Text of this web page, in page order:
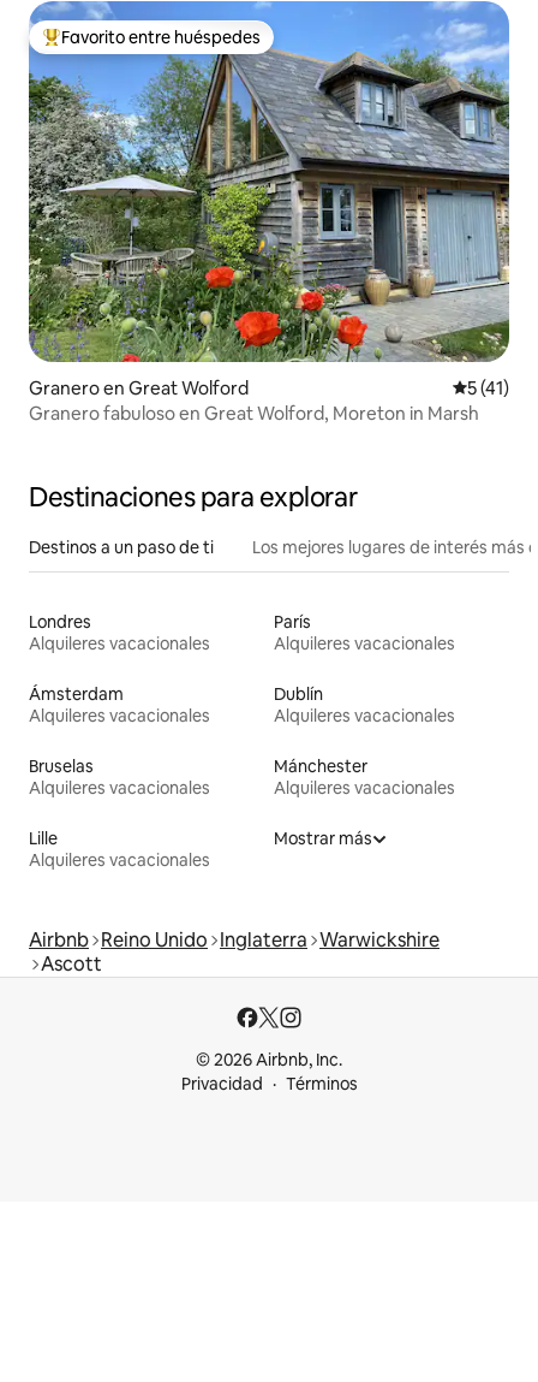
Favorito entre huéspedes preferido
Favorito entre huéspedes
Granero en Great Wolford
5 (41)
Granero fabuloso en Great Wolford, Moreton in Marsh
Destinaciones para explorar
Destinos a un paso de ti Los mejores lugares de interés más
Londres
Alquileres vacacionales
París
Alquileres vacacionales
Ámsterdam
Alquileres vacacionales
Dublín
Alquileres vacacionales
Bruselas
Alquileres vacacionales
Mánchester
Alquileres vacacionales
Lille
Alquileres vacacionales
Mostrar más
Airbnb Reino Unido Inglaterra Warwickshire
Ascott
© 2026 Airbnb, Inc.
Privacidad
Términos